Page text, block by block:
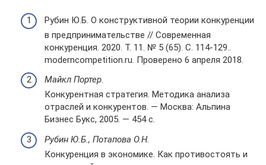
Рубин Ю.Б. О конструктивной теории конкуренции
в предпринимательстве // Современная
конкуренция. 2020. Т. 11. № 5 (65). С. 114-129..
moderncompetition.ru. Проверено 6 апреля 2018.
Майкл Портер.
Конкурентная стратегия. Методика анализа
отраслей и конкурентов. — Москва: Альпина
Бизнес Букс, 2005. — 454 с.
Рубин Ю.Б., Потапова О.Н.
Конкуренция в экономике. Как противостоять и